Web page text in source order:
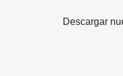
Descargar